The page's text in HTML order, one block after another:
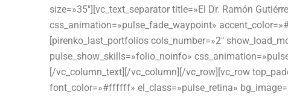
size=»35″][vc_text_separator title=»El Dr. Ramón
css_animation=»pulse_fade_waypoint»
[pirenko_last_portfolios cols_number=»2″
pulse_show_skills=»folio_noinfo»
[/vc_column_text][/vc_column][/vc_row][vc_row
font_color=»#ffffff» el_class=»pulse_retina»